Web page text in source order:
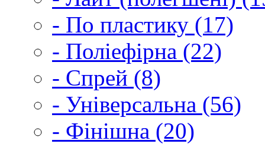
- По пластику (17)
- Поліефірна (22)
- Спрей (8)
- Універсальна (56)
- Фінішна (20)